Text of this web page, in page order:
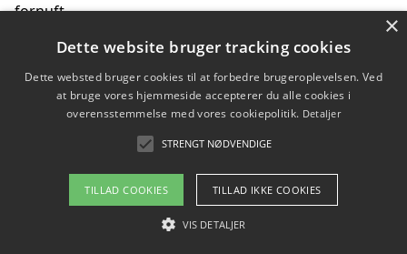
fornuft
Sådan kan du handle bæredygtigt og bestil med
faktura
Om / kontakt
Blog Betingelser
×
Dette website bruger tracking cookies
Dette websted bruger cookies til at forbedre brugeroplevelsen. Ved
at bruge vores hjemmeside accepterer du alle cookies i
overensstemmelse med vores cookiepolitik. Detaljer
STRENGT NØDVENDIGE
TILLAD COOKIES TILLAD IKKE COOKIES
VIS DETALJER